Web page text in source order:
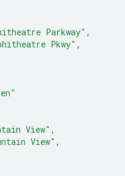
Parkway" ,
Pkwy" ,
View" ,
View" ,